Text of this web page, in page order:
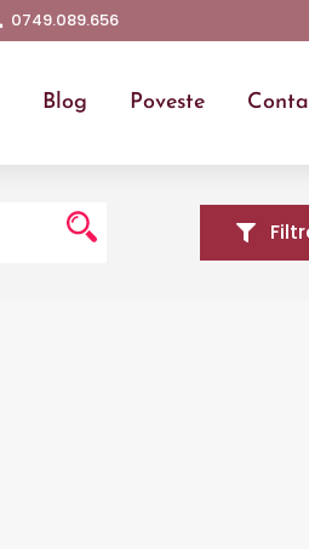
0749.089.656
Blog Poveste